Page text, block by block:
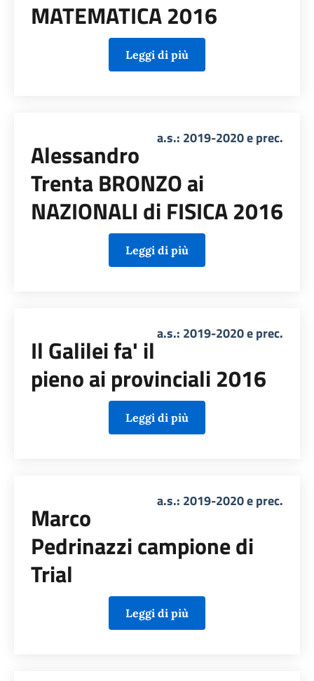
MATEMATICA 2016
Leggi di più
a.s.: 2019-2020 e prec.
Alessandro
Trenta BRONZO ai
NAZIONALI di FISICA 2016
Leggi di più
a.s.: 2019-2020 e prec.
Il Galilei fa' il
pieno ai provinciali 2016
Leggi di più
a.s.: 2019-2020 e prec.
Marco
Pedrinazzi campione di
Trial
Leggi di più